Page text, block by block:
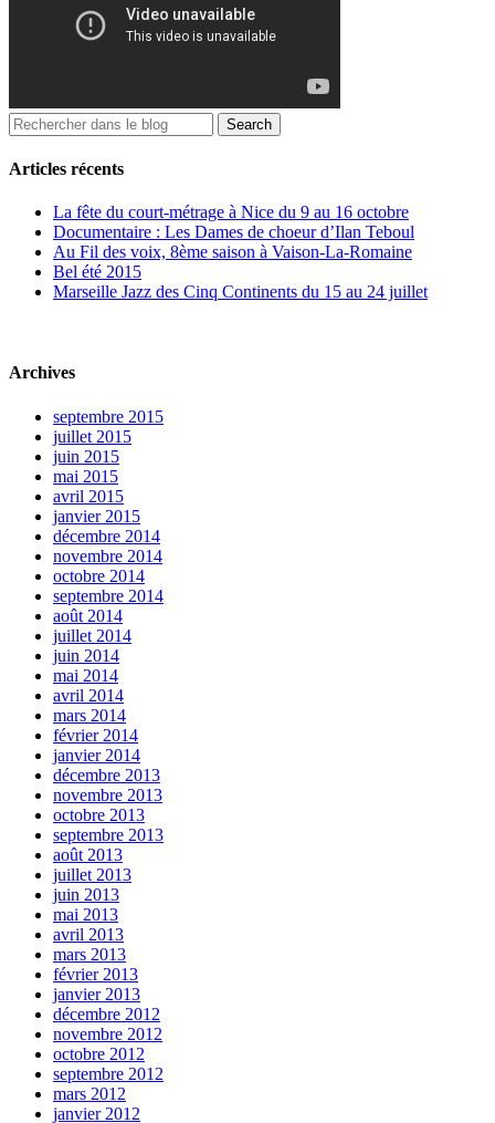
Articles récents
La fête du court-métrage à Nice du 9 au 16 octobre
Documentaire : Les Dames de choeur d’Ilan Teboul
Au Fil des voix, 8ème saison à Vaison-La-Romaine
Bel été 2015
Marseille Jazz des Cinq Continents du 15 au 24 juillet
Archives
septembre 2015
juillet 2015
juin 2015
mai 2015
avril 2015
janvier 2015
décembre 2014
novembre 2014
octobre 2014
septembre 2014
août 2014
juillet 2014
juin 2014
mai 2014
avril 2014
mars 2014
février 2014
janvier 2014
décembre 2013
novembre 2013
octobre 2013
septembre 2013
août 2013
juillet 2013
juin 2013
mai 2013
avril 2013
mars 2013
février 2013
janvier 2013
décembre 2012
novembre 2012
octobre 2012
septembre 2012
mars 2012
janvier 2012